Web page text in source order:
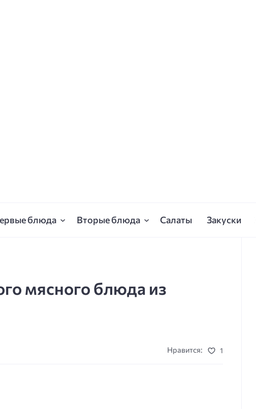
блюда Вторые блюда Салаты Закуски
мясного блюда из
Нравится: 1